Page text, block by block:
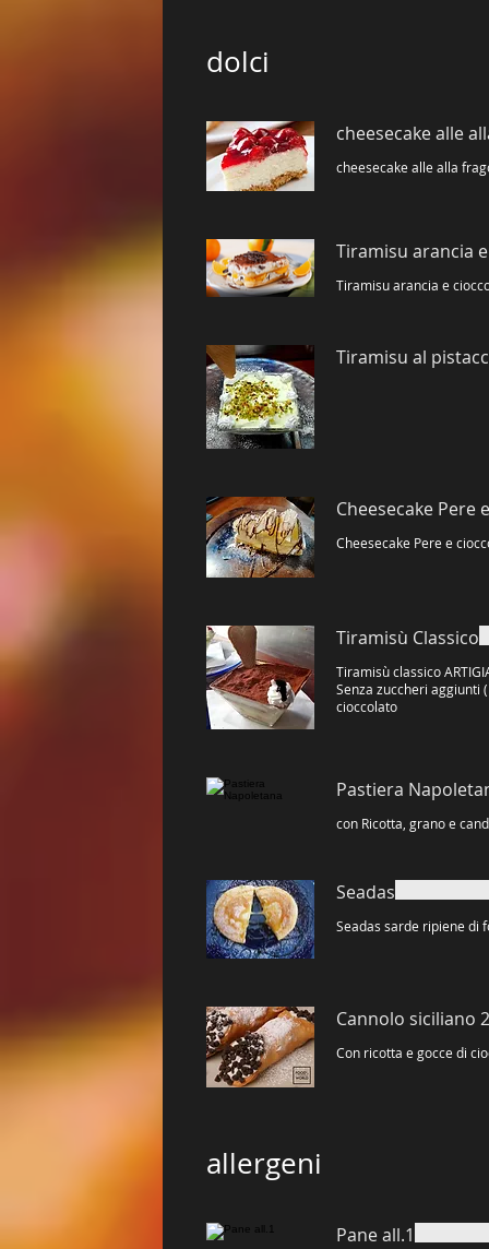
dolci
cheesecake alle
cheesecake alle alla
Tiramisu arancia
Tiramisu arancia e
Tiramisu al
Cheesecake Pere
Tiramisù Classico
Tiramisù classico
Senza zuccheri aggiunti (
cioccolato
Pastiera
Seadas
Seadas sarde ripiene di
Cannolo siciliano
Con ricotta e gocce di
allergeni
Pane all.1